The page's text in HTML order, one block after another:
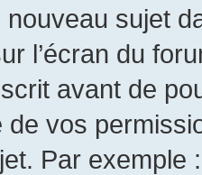
nouveau sujet
l’écran du
avant de
vos
Par exemple